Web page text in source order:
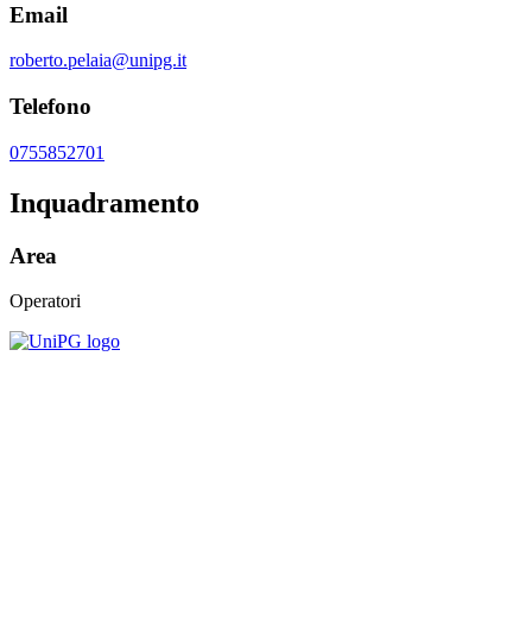
Email
roberto.pelaia@unipg.it
Telefono
0755852701
Inquadramento
Area
Operatori